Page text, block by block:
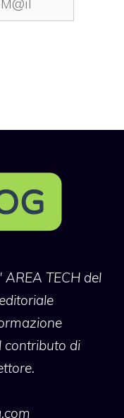
AREA TECH del
contributo di